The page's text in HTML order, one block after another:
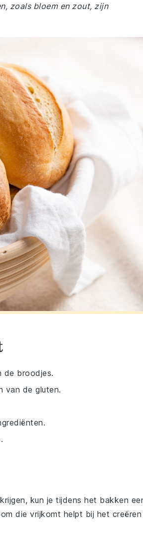
zoals bloem en zout, zijn
de broodjes.
van de gluten.
kun je tijdens het bakken
die vrijkomt helpt bij het creëren